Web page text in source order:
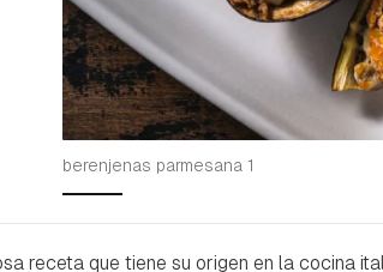
berenjenas parmesana 1
receta que tiene su origen en la cocina